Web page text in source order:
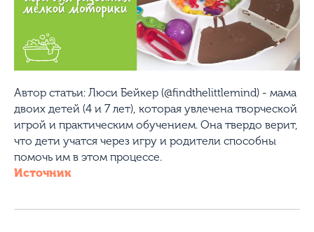
Автор статьи: Люси Бейкер (@findthelittlemind) - мама
двоих детей (4 и 7 лет), которая увлечена творческой
игрой и практическим обучением. Она твердо верит,
что дети учатся через игру и родители способны
помочь им в этом процессе.
Источник